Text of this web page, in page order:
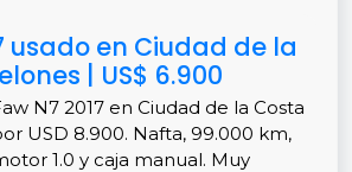
usado en Ciudad de la
| US$ 6.900
N7 2017 en Ciudad de la Costa
USD 8.900. Nafta, 99.000 km,
1.0 y caja manual. Muy